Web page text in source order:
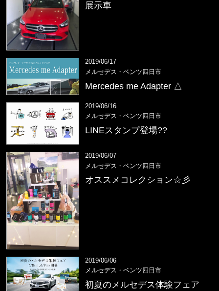
展示車
2019/06/17
メルセデス・ベンツ四日市
Mercedes me Adapter △
2019/06/16
メルセデス・ベンツ四日市
LINEスタンプ登場??
2019/06/07
メルセデス・ベンツ四日市
オススメコレクション☆彡
2019/06/06
メルセデス・ベンツ四日市
初夏のメルセデス体験フェア